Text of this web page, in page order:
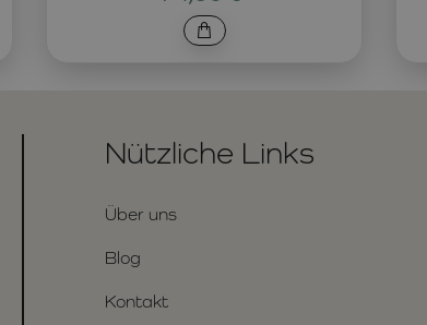
Nützliche Links
Über uns
Blog
Kontakt